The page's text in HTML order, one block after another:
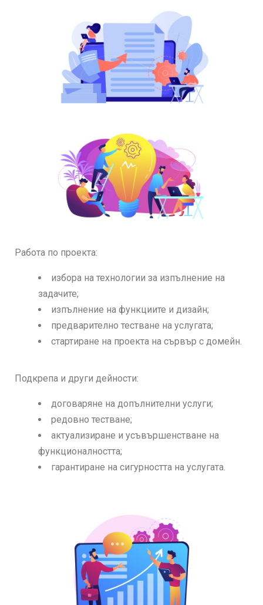
Работа по проекта:
избора на технологии за изпълнение на
задачите;
изпълнение на функциите и дизайн;
предварително тестване на услугата;
стартиране на проекта на сървър с домейн.
Подкрепа и други дейности:
договаряне на допълнителни услуги;
редовно тестване;
актуализиране и усъвършенстване на
функционалността;
гарантиране на сигурността на услугата.